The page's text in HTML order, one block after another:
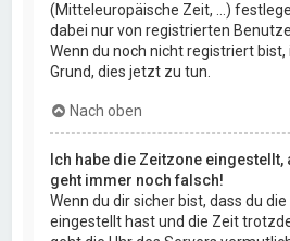
(Mitteleuropäische Zeit, ...)
dabei nur von registrierten
Wenn du noch nicht registriert
Grund, dies jetzt zu tun.
Nach oben
Ich habe die Zeitzone
geht immer noch falsch!
Wenn du dir sicher bist, dass du
eingestellt hast und die Zeit